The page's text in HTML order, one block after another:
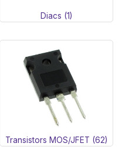
Diacs (1)
Transistors MOS/JFET (62)